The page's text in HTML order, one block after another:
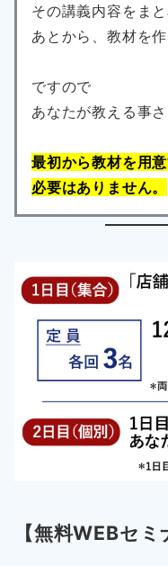
その講義内容をま
あとから、教材を作
ですので
あなたが教える事
最初から教材を用
必要はありません。
【無料WEBセ